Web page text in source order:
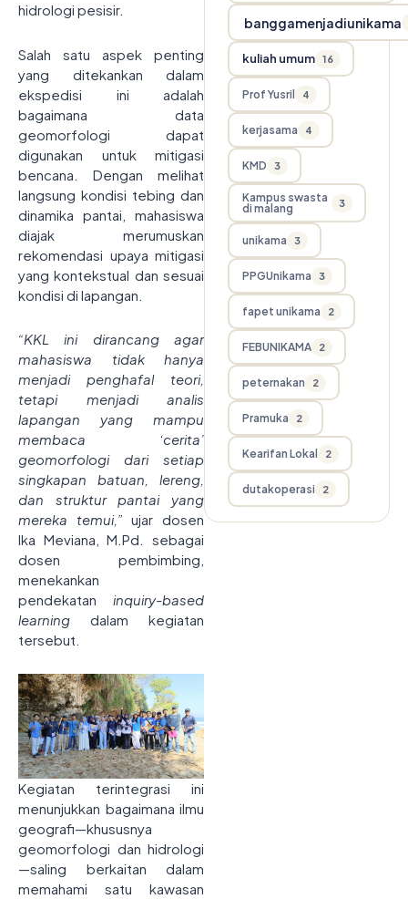
hidrologi pesisir.
Salah satu aspek penting
yang ditekankan dalam
ekspedisi ini adalah
bagaimana data
geomorfologi dapat
digunakan untuk mitigasi
bencana. Dengan melihat
langsung kondisi tebing dan
dinamika pantai, mahasiswa
diajak merumuskan
rekomendasi upaya mitigasi
yang kontekstual dan sesuai
kondisi di lapangan.
“KKL ini dirancang agar
mahasiswa tidak hanya
menjadi penghafal teori,
tetapi menjadi analis
lapangan yang mampu
membaca ‘cerita’
geomorfologi dari setiap
singkapan batuan, lereng,
dan struktur pantai yang
mereka temui,” ujar dosen
Ika Meviana, M.Pd. sebagai
dosen pembimbing,
menekankan
pendekatan inquiry-based
learning dalam kegiatan
tersebut.
Kegiatan terintegrasi ini
menunjukkan bagaimana ilmu
geografi—khususnya
geomorfologi dan hidrologi
—saling berkaitan dalam
memahami satu kawasan
banggamenjadiunikama
kuliah umum 16
Prof Yusril 4
kerjasama 4
KMD 3
Kampus swasta
di malang
3
unikama 3
PPGUnikama 3
fapet unikama 2
FEBUNIKAMA 2
peternakan 2
Pramuka 2
Kearifan Lokal 2
dutakoperasi 2